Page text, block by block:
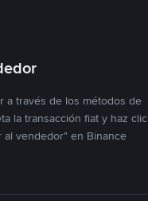
a través de los métodos de
la transacción fiat y haz clic
al vendedor" en Binance